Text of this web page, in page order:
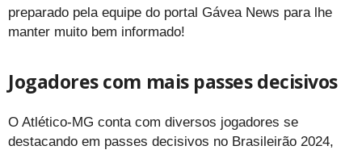
preparado pela equipe do portal Gávea News para lhe
manter muito bem informado!
Jogadores com mais passes decisivos
O Atlético-MG conta com diversos jogadores se
destacando em passes decisivos no Brasileirão 2024,